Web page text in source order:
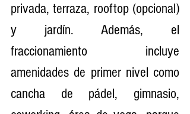
privada, terraza, rooftop (opcional)
y jardín. Además, el
fraccionamiento incluye
amenidades de primer nivel como
cancha de pádel, gimnasio,